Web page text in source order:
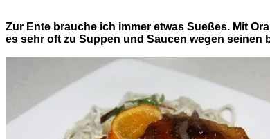
Zur Ente brauche ich immer etwas Sueßes. Mit
es sehr oft zu Suppen und Saucen wegen